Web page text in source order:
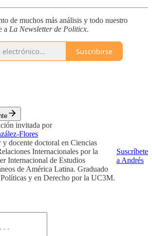
de muchos más análisis y todo nuestro
a La Newsletter de Politicx.
Suscribirse
invitada por
Flores
y docente doctoral en Ciencias
Internacionales por la
Internacional de Estudios
de América Latina. Graduado
y en Derecho por la UC3M.
Suscríbete
a Andrés